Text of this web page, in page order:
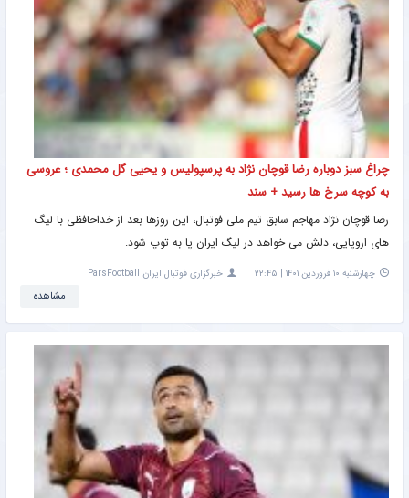
چراغ سبز دوباره رضا قوچان نژاد به پرسپولیس و یحیی گل محمدی ؛ عروسی
به کوچه سرخ ها رسید + سند
رضا قوچان نژاد مهاجم سابق تیم ملی فوتبال، این روزها بعد از خداحافظی با لیگ
های اروپایی، دلش می خواهد در لیگ ایران پا به توپ شود.
چهارشنبه ۱۰ فروردین ۱۴۰۱ | ۲۲:۴۵ خبرگزاری فوتبال ایران ParsFootball
مشاهده